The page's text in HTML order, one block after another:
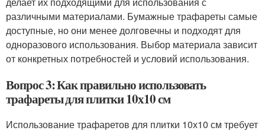
различными материалами. Бумажные трафареты самые
доступные, но они менее долговечны и подходят для
одноразового использования. Выбор материала зависит
от конкретных потребностей и условий использования.
Вопрос 3: Как правильно использовать
трафареты для плитки 10х10 см
Использование трафаретов для плитки 10х10 см требует